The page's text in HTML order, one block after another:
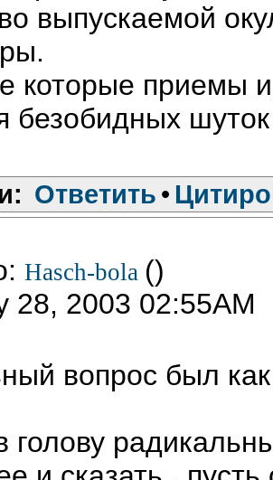
выпускаемой
которые приемы
безобидных
Ответить •
Hasch-bola ()
28, 2003 02:55AM
вопрос был